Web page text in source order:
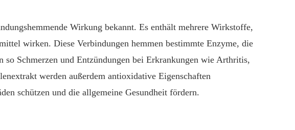
Wirkung bekannt. Es enthält mehrere Wirkstoffe,
wirken. Diese Verbindungen hemmen bestimmte Enzyme, die
so Schmerzen und Entzündungen bei Erkrankungen wie Arthritis,
werden außerdem antioxidative Eigenschaften
schützen und die allgemeine Gesundheit fördern.